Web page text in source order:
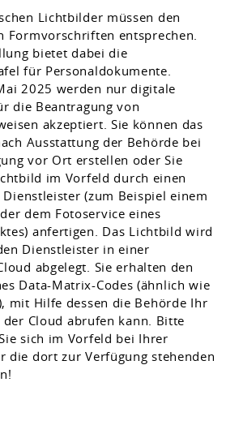
Lichtbilder müssen den
Formvorschriften entsprechen.
bietet dabei die
für Personaldokumente.
2025 werden nur digitale
die Beantragung von
akzeptiert. Sie können das
Ausstattung der Behörde bei
vor Ort erstellen oder Sie
im Vorfeld durch einen
(zum Beispiel einem
dem Fotoservice eines
anfertigen. Das Lichtbild wird
Dienstleister in einer
abgelegt. Sie erhalten den
Data-Matrix-Codes (ähnlich wie
mit Hilfe dessen die Behörde Ihr
Cloud abrufen kann. Bitte
sich im Vorfeld bei Ihrer
die dort zur Verfügung stehenden